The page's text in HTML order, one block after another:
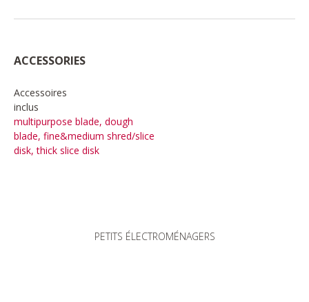
ACCESSORIES
Accessoires
inclus
multipurpose blade, dough
blade, fine&medium shred/slice
disk, thick slice disk
PETITS ÉLECTROMÉNAGERS